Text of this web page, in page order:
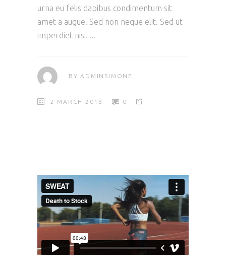
urna eu felis dapibus condimentum sit
amet a augue. Sed non neque elit. Sed ut
imperdiet nisi.
BYADMINSIMONE
2 MARCH 2018 0